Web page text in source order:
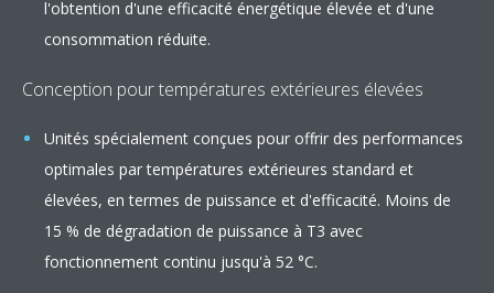
l'obtention d'une efficacité énergétique élevée et d'une
consommation réduite.
Conception pour températures extérieures élevées
Unités spécialement conçues pour offrir des performances
optimales par températures extérieures standard et
élevées, en termes de puissance et d'efficacité. Moins de
15 % de dégradation de puissance à T3 avec
fonctionnement continu jusqu'à 52 °C.